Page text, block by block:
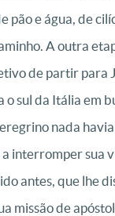
pão e água, de
A outra
de partir para
sul da Itália em
nada
interromper sua
antes, que lhe
missão de